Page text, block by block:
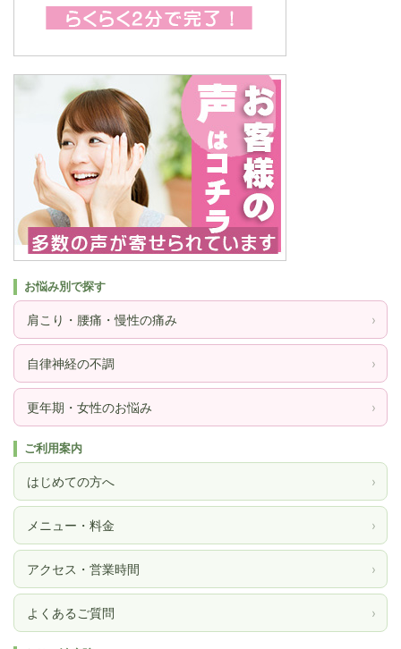
お悩み別で探す
肩こり・腰痛・慢性の痛み ›
自律神経の不調 ›
更年期・女性のお悩み ›
ご利用案内
はじめての方へ ›
メニュー・料金 ›
アクセス・営業時間 ›
よくあるご質問 ›